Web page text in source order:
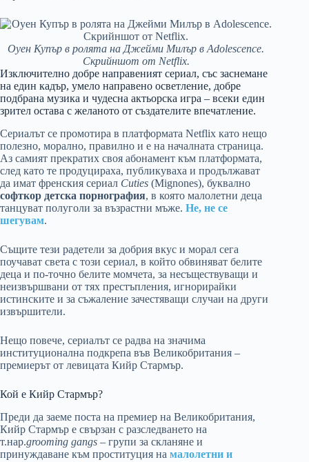
Оуен Купър в ролята на Джейми Милър в Adolescence.
Скрийншот от Netflix.
Изключително добре направеният сериал, със заснемане
на един кадър, умело направено осветление, добре
подбрана музика и чудесна актьорска игра – всеки един
зрител остава с желаното от създателите впечатление.
Сериалът се промотира в платформата Netflix като нещо
полезно, морално, правилно и е на началната страница.
Аз самият прекратих своя абонамент към платформата,
след като те продуцираха, публикуваха и продължават
да имат френския сериал Cuties (Mignones), буквално
софткор детска порнография, в която малолетни деца
танцуват полуголи за възрастни мъже. Не, не се
шегувам.
Същите тези радетели за добрия вкус и морал сега
поучават света с този сериал, в който обвиняват белите
деца и по-точно белите момчета, за несъществуващи и
неизвършвани от тях престъпления, игнорирайки
истинските и за съжаление зачестяващи случаи на други
извършители.
Нещо повече, сериалът се радва на значима
институционална подкрепа във Великобритания –
премиерът от левицата Кийр Стармър.
Кой е Кийр Стармър?
Преди да заеме поста на премиер на Великобритания,
Кийр Стармър е свързан с разследването на
т.нар.grooming gangs – групи за скланяне и
принуждаване към проституция на малолетни и